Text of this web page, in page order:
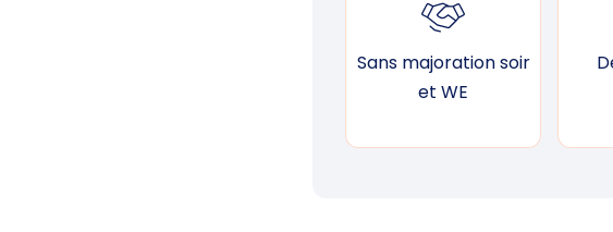
Sans majoration soir
et WE